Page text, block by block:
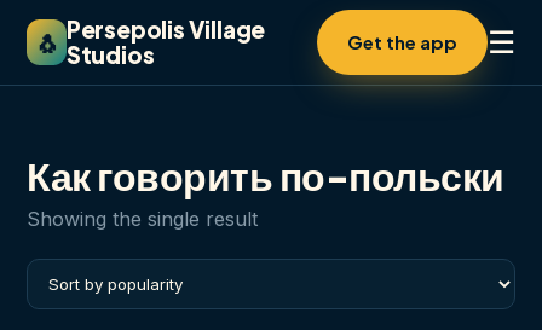
🐧 Persepolis Village
Studios
Get the app ☰
Как говорить по-польски
Showing the single result